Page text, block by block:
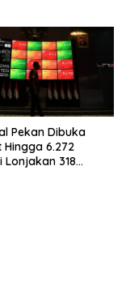
Pekan Dibuka
Hingga 6.272
Lonjakan 318